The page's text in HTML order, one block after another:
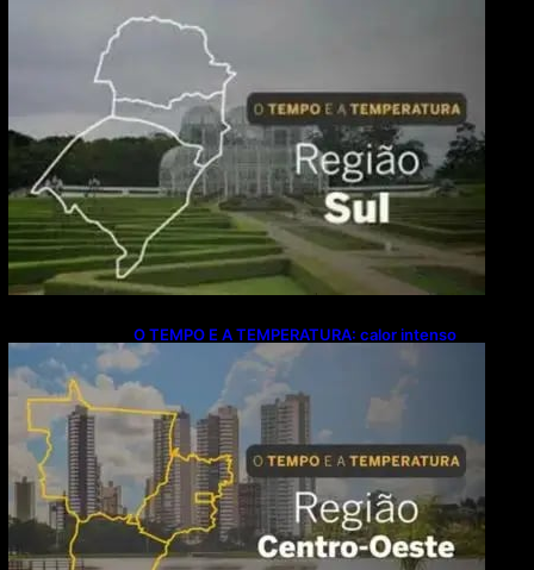
O TEMPO E A TEMPERATURA: calor intenso
predomina no Centro-Oeste neste domingo (9)